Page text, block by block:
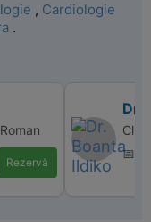
, Cardiologie
.
Rezervă
Dr.
📅